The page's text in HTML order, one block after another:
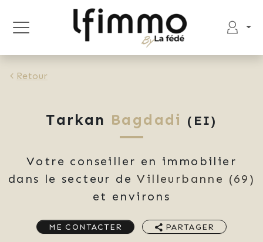
Retour
Tarkan Bagdadi (EI)
Votre conseiller en immobilier
dans le secteur deVilleurbanne (69)
et environs
ME CONTACTER PARTAGER